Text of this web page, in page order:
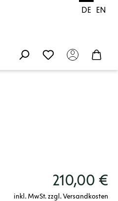
DE EN
210,00 €
inkl. MwSt. zzgl. Versandkosten